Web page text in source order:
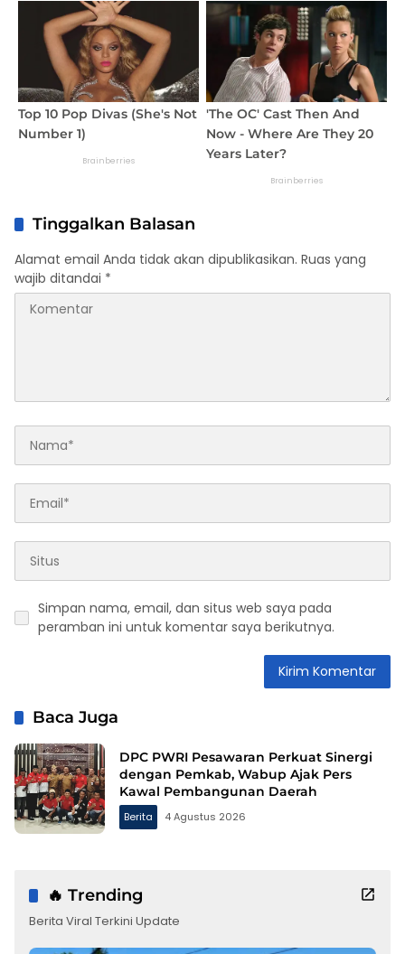
Tinggalkan Balasan
Alamat email Anda tidak akan dipublikasikan. Ruas yang
wajib ditandai *
Simpan nama, email, dan situs web saya pada
peramban ini untuk komentar saya berikutnya.
Baca Juga
DPC PWRI Pesawaran Perkuat Sinergi
dengan Pemkab, Wabup Ajak Pers
Kawal Pembangunan Daerah
Berita 4 Agustus 2026
🔥 Trending
Berita Viral Terkini Update